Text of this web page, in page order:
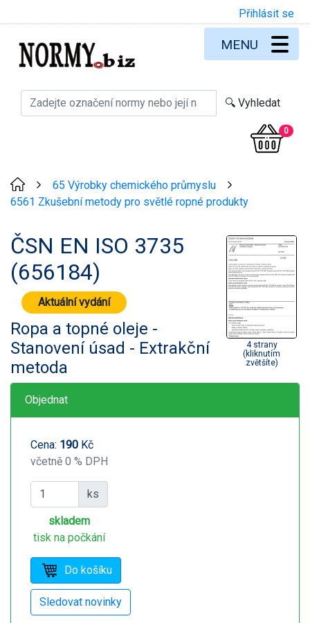
Přihlásit se
0
MENU
65 Výrobky chemického průmyslu
6561 Zkušební metody pro světlé ropné produkty
ČSN EN ISO 3735
(656184)
Aktuální vydání
Ropa a topné oleje -
Stanovení úsad - Extrakční
metoda
4 strany
(kliknutím
zvětšíte)
Objednat
Cena: 190 Kč
včetně 0 % DPH
ks
skladem
tisk na počkání